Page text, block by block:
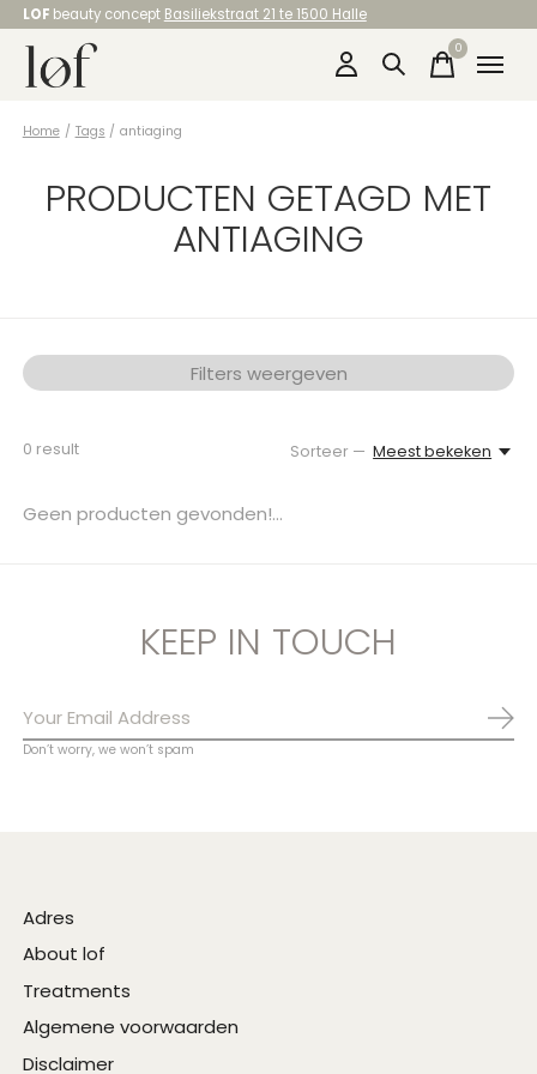
LOF beauty concept Basiliekstraat 21 te 1500 Halle
0items
Home / Tags / antiaging
PRODUCTEN GETAGD MET
ANTIAGING
Filters weergeven
0 result Sorteer — Meest bekeken
Geen producten gevonden!...
KEEP IN TOUCH
Don’t worry, we won’t spam
Adres
About lof
Treatments
Algemene voorwaarden
Disclaimer